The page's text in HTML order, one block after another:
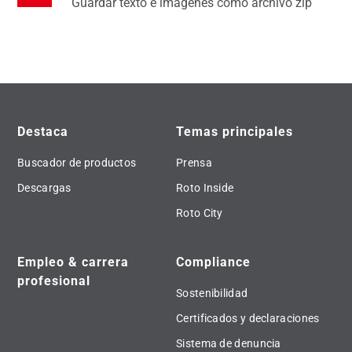
Destaca
Buscador de productos
Descargas
Temas principales
Prensa
Roto Inside
Roto City
Empleo & carrera
profesional
Compliance
Sostenibilidad
Certificados y declaraciones
Sistema de denuncia